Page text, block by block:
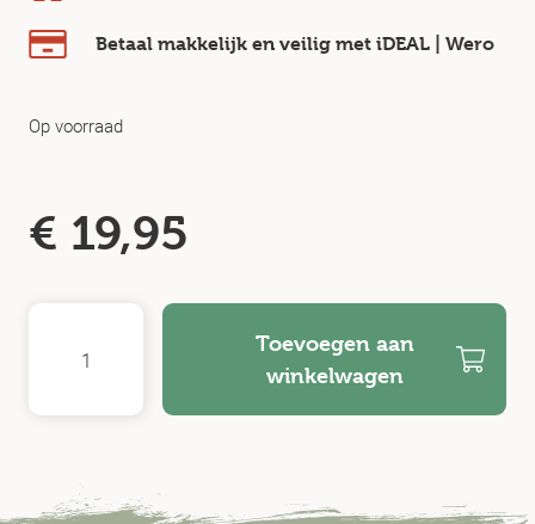
Betaal makkelijk en veilig met iDEAL | Wero
Op voorraad
€ 19,95
Toevoegen aan
winkelwagen